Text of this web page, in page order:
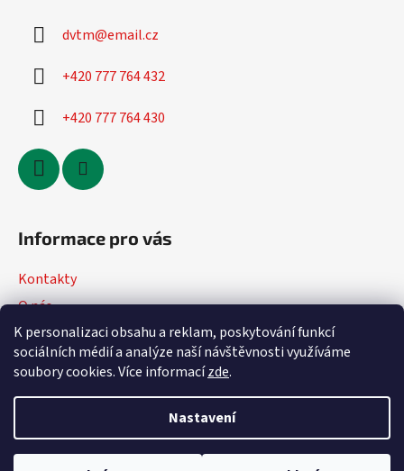
K personalizaci obsahu a reklam, poskytování funkcí
sociálních médií a analýze naší návštěvnosti využíváme
soubory cookies. Více informacízde.
Nastavení
dvtm@email.cz
+420 777 764 432
+420 777 764 430
Informace pro vás
Kontakty
O nás
Jak nakupovat
Obchodní podmínky
Vytvořil Shoptet